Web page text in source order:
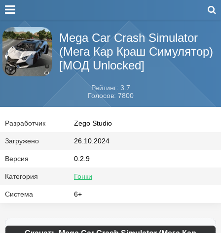
Mega Car Crash Simulator
(Мега Кар Краш Симулятор)
[МОД Unlocked]
Рейтинг: 3.7
Голосов: 7800
Разработчик Zego Studio
Загружено 26.10.2024
Версия 0.2.9
Категория Гонки
Система 6+